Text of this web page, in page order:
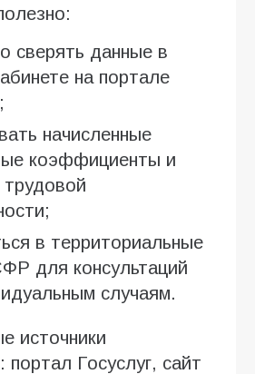
сверять данные в
на портале
начисленные
коэффициенты и
в территориальные
для консультаций
случаям.
источники
Госуслуг, сайт